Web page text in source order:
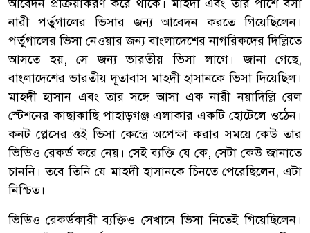
আবেদন প্রক্রিয়াকরণ করে থাকে। মাহদী এবং তার পাশে বসা
নারী পর্তুগালের ভিসার জন্য আবেদন করতে গিয়েছিলেন।
পর্তুগালের ভিসা নেওয়ার জন্য বাংলাদেশের নাগরিকদের দিল্লিতে
আসতে হয়, সে জন্য ভারতীয় ভিসা লাগে। জানা গেছে,
বাংলাদেশের ভারতীয় দূতাবাস মাহদী হাসানকে ভিসা দিয়েছিল।
মাহদী হাসান এবং তার সঙ্গে আসা এক নারী নয়াদিল্লি রেল
স্টেশনের কাছাকাছি পাহাড়গঞ্জ এলাকার একটি হোটেলে ওঠেন।
কনট প্লেসের ওই ভিসা কেন্দ্রে অপেক্ষা করার সময়ে কেউ তার
ভিডিও রেকর্ড করে নেয়। সেই ব্যক্তি যে কে, সেটা কেউ জানাতে
চাননি। তবে তিনি যে মাহদী হাসানকে চিনতে পেরেছিলেন, এটা
নিশ্চিত।
ভিডিও রেকর্ডকারী ব্যক্তিও সেখানে ভিসা নিতেই গিয়েছিলেন।